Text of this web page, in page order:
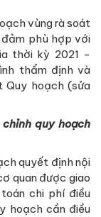
vùng rà soát
đảm phù hợp với
thời kỳ 2021 -
thẩm định và
Quy hoạch (sửa
quy hoạch
quyết định nội
quan được giao
chi phí điều
hoạch cần điều